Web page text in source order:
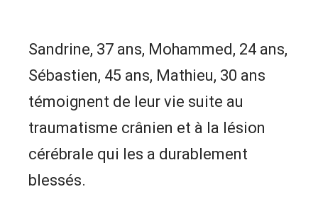
Sandrine, 37 ans, Mohammed, 24 ans,
Sébastien, 45 ans, Mathieu, 30 ans
témoignent de leur vie suite au
traumatisme crânien et à la lésion
cérébrale qui les a durablement
blessés.